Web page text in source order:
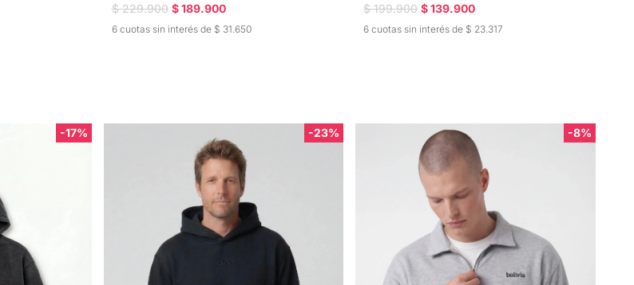
$ 229.900 $ 189.900
6 cuotas sin interés de $ 31.650
$ 199.900 $ 139.900
6 cuotas sin interés de $ 23.317
-17% -23% -8%